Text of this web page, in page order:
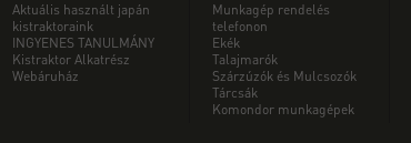
Aktuális használt japán
kistraktoraink
INGYENES TANULMÁNY
Kistraktor Alkatrész
Webáruház
Munkagép rendelés
telefonon
Ekék
Talajmarók
Szárzúzók és Mulcsozók
Tárcsák
Komondor munkagépek